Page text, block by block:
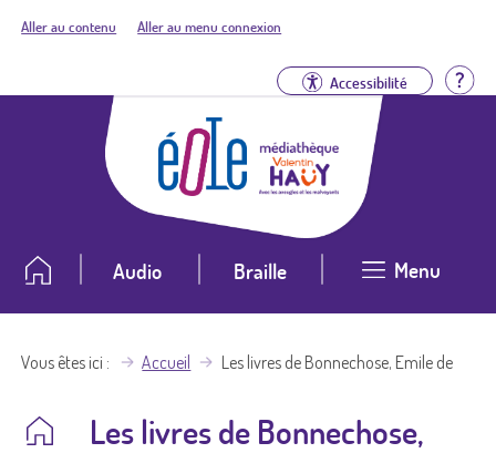
Aller au contenu Aller au menu connexion
Accessibilité
Audio Braille Menu
Vous êtes ici Accueil Les livres de Bonnechose, Emile de
Les livres de Bonnechose,